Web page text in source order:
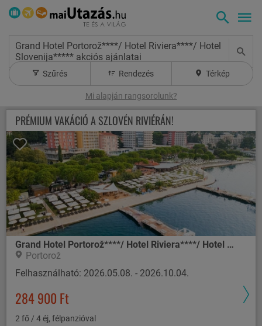
Grand Hotel Portorož****/ Hotel Riviera****/ Hotel
Slovenija***** akciós ajánlatai
Szűrés Rendezés Térkép
Mi alapján rangsorolunk?
PRÉMIUM VAKÁCIÓ A SZLOVÉN RIVIÉRÁN!
Grand Hotel Portorož****/ Hotel Riviera****/ Hotel Slovenija*****
Portorož
Felhasználható: 2026.05.08. - 2026.10.04.
284 900 Ft
2 fő / 4 éj, félpanzióval